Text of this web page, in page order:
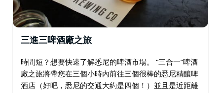
三進三啤酒廠之旅
時間短？想要快速了解悉尼的啤酒市場。 “三合一”啤酒
廠之旅將帶您在三個小時內前往三個很棒的悉尼精釀啤
酒店（好吧，悉尼的交通大約是四個！）並且是近距離